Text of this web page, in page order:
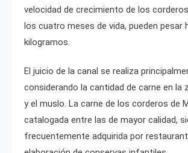
velocidad de crecimiento de los
los cuatro meses de vida, pueden pesar
kilogramos.
El juicio de la canal se realiza
considerando la cantidad de carne en la
y el muslo. La carne de los corderos de
catalogada entre las de mayor calidad,
frecuentemente adquirida por